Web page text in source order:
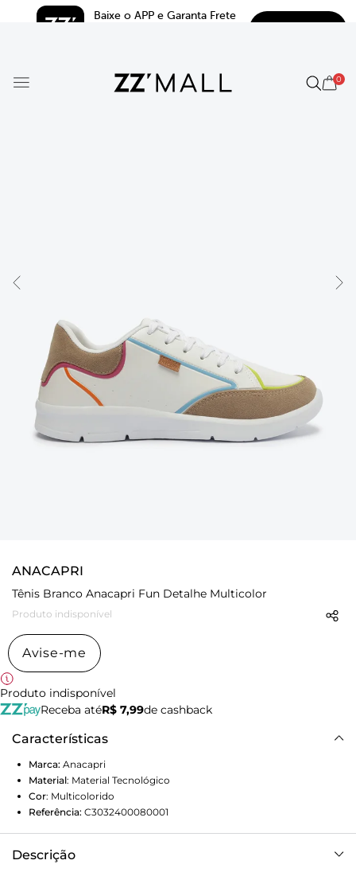
Baixe o APP e Garanta Frete
0
ANACAPRI
Tênis Branco Anacapri Fun Detalhe Multicolor
Produto indisponível
Avise-me
Produto indisponível
Receba atéR$ 7,99de cashback
Características
Marca: Anacapri
Material: Material Tecnológico
Cor: Multicolorido
Referência: C3032400080001
Descrição